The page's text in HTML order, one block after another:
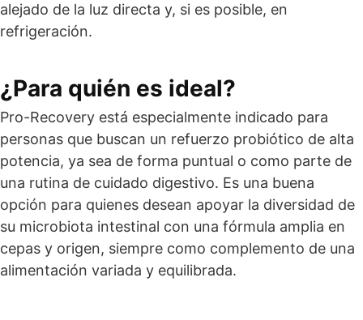
alejado de la luz directa y, si es posible, en
refrigeración.
¿Para quién es ideal?
Pro-Recovery está especialmente indicado para
personas que buscan un refuerzo probiótico de alta
potencia, ya sea de forma puntual o como parte de
una rutina de cuidado digestivo. Es una buena
opción para quienes desean apoyar la diversidad de
su microbiota intestinal con una fórmula amplia en
cepas y origen, siempre como complemento de una
alimentación variada y equilibrada.